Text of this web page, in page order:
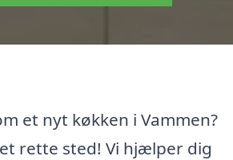
et nyt køkken i Vammen?
rette sted! Vi hjælper dig